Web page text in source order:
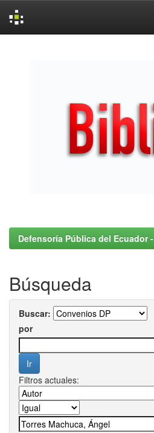
Defensoría Pública del Ecuador
Búsqueda
Buscar:
por
Filtros actuales: